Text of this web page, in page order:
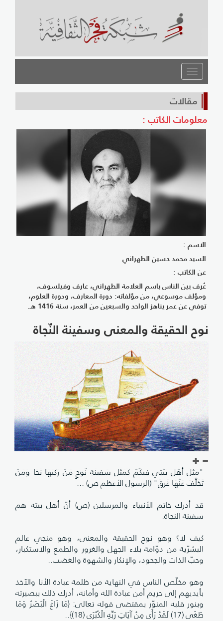
القائمة
مقالات
معلومات الكاتب :
الاسم :
السيد محمد حسين الطهراني
عن الكاتب :
عُرف بين الناس باسم العلامة الطهراني، عارف وفيلسوف،
ومؤلف موسوعي، من مؤلفاته: دورة المعارف، ودورة العلوم،
توفي عن عمر يناهز الواحد والسبعين من العمر، سنة 1416 هـ.
نوح الحقيقة والمعنى وسفينة النّجاة
"مَثَلَ أَهْلِ بَيْتِي فِيكُمْ كَمَثَلِ سَفِينَةِ نُوحٍ مَنْ رَكِبَهَا نَجَا وَمَنْ
تَخَلَّفَ عَنْهَا غَرِقَ" (الرسول الأعظم ص) ...
قد أدرك خاتم الأنبياء والمرسلين (ص) أنّ أهل بيته هم
سفينة النجاة.
كيف لا؟ وهو نوح الحقيقة والمعنى، وهو منجي عالم‌
البشرّية من دوّامة بلاء الجهل والغرور والطمع والاستكبار،
وحبّ الذات والجحود، والإنكار والشهوة والغضب..
وهو مخلّص الناس في النهاية من ظلمة عبادة الأنا والآخذ
بأيديهم إلى حريم أمن عبادة الله وأمانه، أدرك ذلك ببصيرته
وبنور قلبه المنوّر بمقتضى قوله تعالى: {مَا زَاغَ الْبَصَرُ وَمَا
طَغَى (17) لَقَدْ رَأَى مِنْ آيَاتِ رَبِّهِ الْكُبْرَى (18)}..